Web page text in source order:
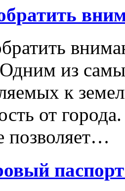
Одним из
к
от
позволяет…